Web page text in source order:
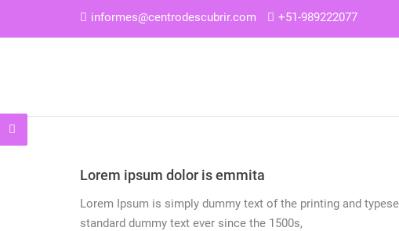
informes@centrodescubrir.com +51-989222077
Lorem ipsum dolor is emmita
Lorem Ipsum is simply dummy text of the printing and
standard dummy text ever since the 1500s,